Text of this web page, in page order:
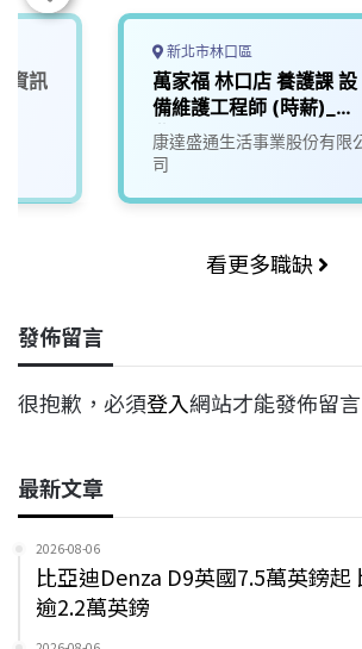
資訊
新北市林口區
萬家福 林口店 養護課 設
備維護工程師 (時薪)_新
北
康達盛通生活事業股份有限
司
看更多職缺
發佈留言
很抱歉，必須登入網站才能發佈留言
最新文章
2026-08-06
比亞迪Denza D9英國7.5萬英鎊起
逾2.2萬英鎊